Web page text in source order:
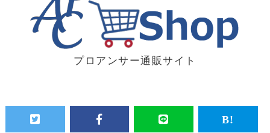
プロアンサー通販サイト